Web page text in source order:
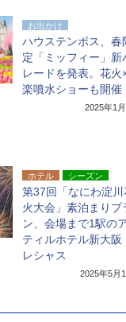
お出かけ
ハウステンボス、春
定「ミッフィー」新
レードを発表。花火
楽噴水ショーも開催
2025年1
ホテル シーズン
第37回「なにわ淀川
火大会」素泊まりプ
ン、会場まで1駅の
ティルホテル新大阪
レシャス
2025年5月